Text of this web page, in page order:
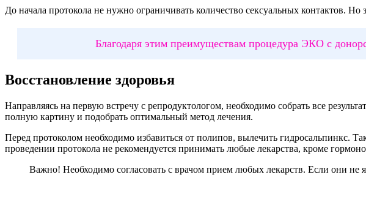
До начала протокола не нужно ограничивать количество сексуальных контактов.
Благодаря этим преимуществам процедура ЭКО с
Восстановление здоровья
Направляясь на первую встречу с репродуктологом, необходимо собрать все
полную картину и подобрать оптимальный метод лечения.
Перед протоколом необходимо избавиться от полипов, вылечить гидросальпинкс.
проведении протокола не рекомендуется принимать любые лекарства, кроме
Важно! Необходимо согласовать с врачом прием любых лекарств. Если они не